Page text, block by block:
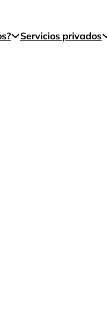
Servicios privados